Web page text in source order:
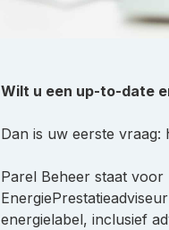
Wilt u een up-to-date
Dan is uw eerste vraag:
Parel Beheer staat
energielabel, inclusief